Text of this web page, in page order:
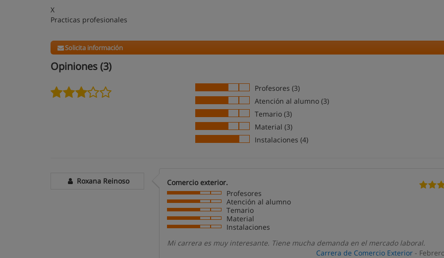
X
Practicas profesionales
Solicita información
Opiniones (3)
Profesores (3)
Atención al alumno (3)
Temario (3)
Material (3)
Instalaciones (4)
Roxana Reinoso
Comercio exterior.
Profesores
Atención al alumno
Temario
Material
Instalaciones
Mi carrera es muy interesante. Tiene mucha demanda en el mercado laboral.
Carrera de Comercio Exterior-